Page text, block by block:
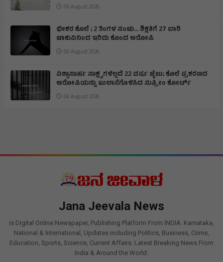
06 August 2026
ಭೀಕರ ಕೊಲೆ ; 2 ತಿಂಗಳ ಸಂಚು… ಶಿಕ್ಷಕಿಗೆ 27 ಬಾರಿ
ಚಾಕುವಿನಿಂದ ಇರಿದು ಕೊಂದ ಆರೋಪಿ
06 August 2026
ವಿಶ್ವಾಸಾರ್ಹ ಸಾಕ್ಷ್ಯಗಳಿಲ್ಲದೆ 22 ವರ್ಷ ಜೈಲು; ಕೊಲೆ ಪ್ರಕರಣದ
ಆರೋಪಿಯನ್ನು ಖುಲಾಸೆಗೊಳಿಸಿದ ಸುಪ್ರೀಂ ಕೋರ್ಟ್
06 August 2026
Jana Jeevala News
is Digital Online Newspaper, Publishing Platform From INDIA. Karnataka,
National & International, Updates including Politics, Business, Crime,
Education, Sports, Science, Current Affairs. Latest Breaking News From
India & Around the World.